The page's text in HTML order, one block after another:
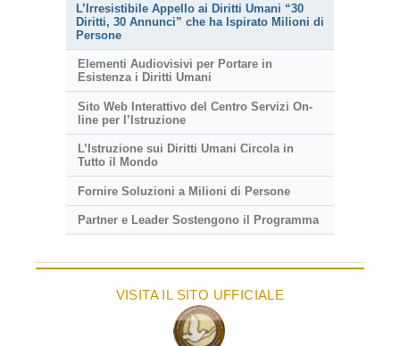
L’Irresistibile Appello ai Diritti Umani “30
Diritti, 30 Annunci” che ha Ispirato Milioni di
Persone
Elementi Audiovisivi per Portare in
Esistenza i Diritti Umani
Sito Web Interattivo del Centro Servizi On-
line per l’Istruzione
L’Istruzione sui Diritti Umani Circola in
Tutto il Mondo
Fornire Soluzioni a Milioni di Persone
Partner e Leader Sostengono il Programma
VISITA IL SITO UFFICIALE